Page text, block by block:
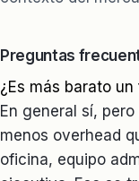
Preguntas
¿Es más barato
En general sí,
menos overhead
oficina, equipo